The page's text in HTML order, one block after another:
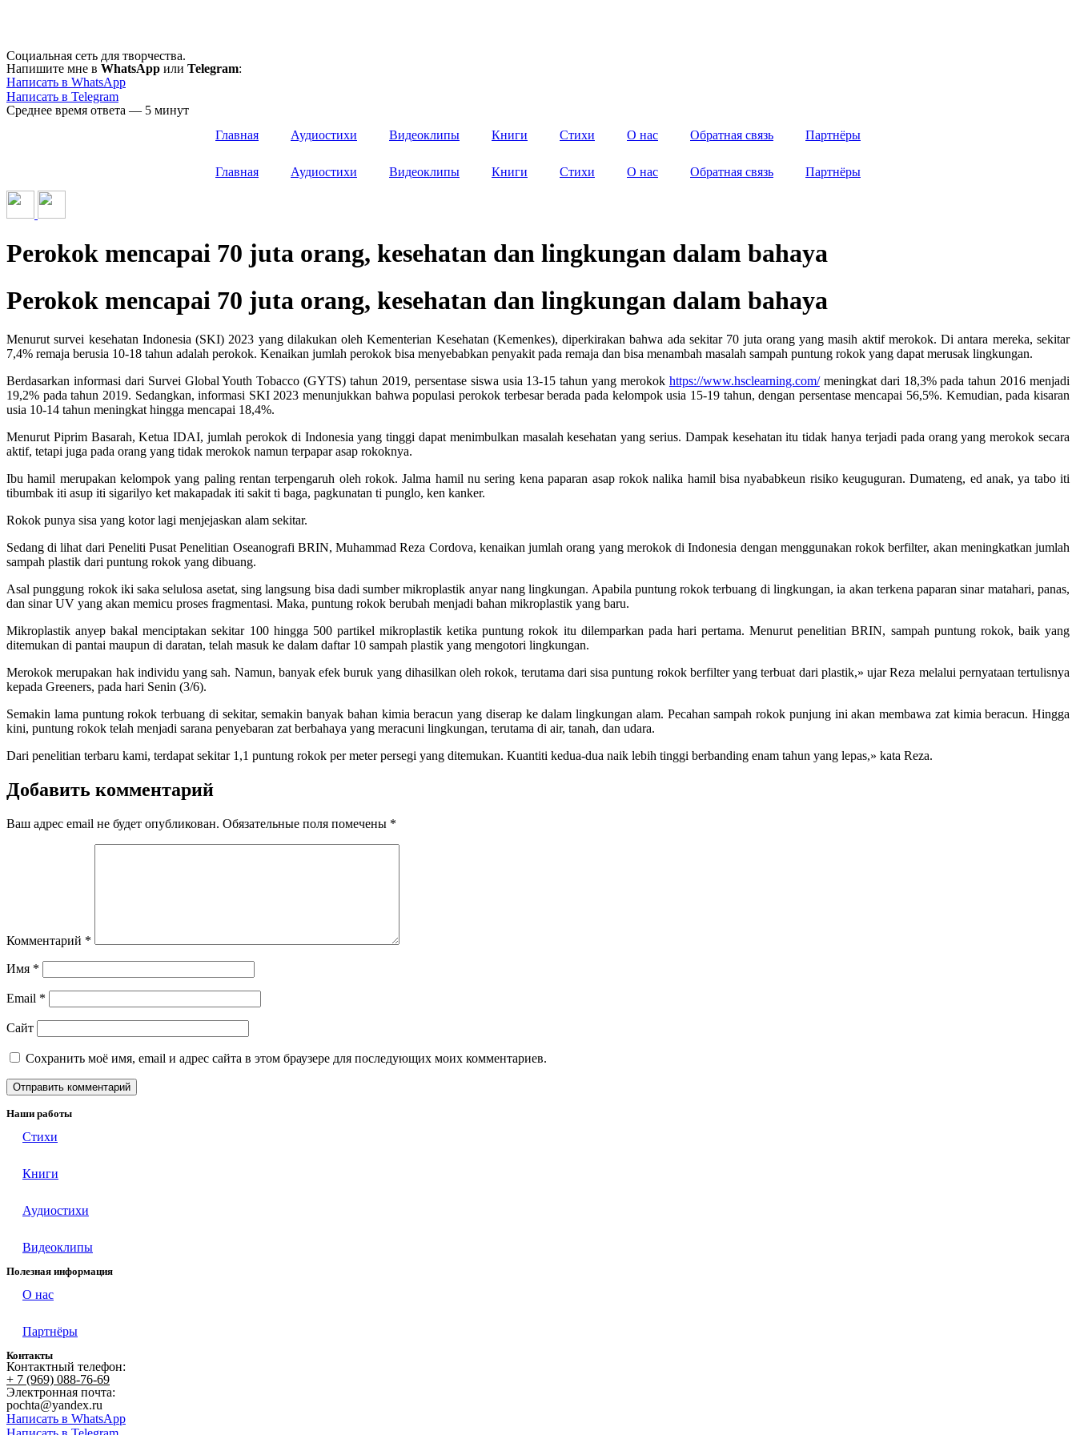
Социальная сеть для творчества.
Напишите мне в WhatsApp или Telegram:
Написать в WhatsApp
Написать в Telegram
Среднее время ответа — 5 минут
Главная
Аудиостихи Видеоклипы Книги Стихи О нас Обратная связь Партнёры
Главная Аудиостихи Видеоклипы Книги Стихи О нас Обратная связь Партнёры
Perokok mencapai 70 juta orang, kesehatan dan lingkungan dalam bahaya
Perokok mencapai 70 juta orang, kesehatan dan lingkungan dalam bahaya
Menurut survei kesehatan Indonesia (SKI) 2023 yang dilakukan oleh Kementerian Kesehatan (Kemenkes), diperkirakan bahwa ada sekitar 70 juta orang yang masih aktif merokok. Di antara mereka, sekitar
7,4% remaja berusia 10-18 tahun adalah perokok. Kenaikan jumlah perokok bisa menyebabkan penyakit pada remaja dan bisa menambah masalah sampah puntung rokok yang dapat merusak lingkungan.
Berdasarkan informasi dari Survei Global Youth Tobacco (GYTS) tahun 2019, persentase siswa usia 13-15 tahun yang merokok https://www.hsclearning.com/meningkat dari 18,3% pada tahun 2016 menjadi
19,2% pada tahun 2019. Sedangkan, informasi SKI 2023 menunjukkan bahwa populasi perokok terbesar berada pada kelompok usia 15-19 tahun, dengan persentase mencapai 56,5%. Kemudian, pada kisaran
usia 10-14 tahun meningkat hingga mencapai 18,4%.
Menurut Piprim Basarah, Ketua IDAI, jumlah perokok di Indonesia yang tinggi dapat menimbulkan masalah kesehatan yang serius. Dampak kesehatan itu tidak hanya terjadi pada orang yang merokok secara
aktif, tetapi juga pada orang yang tidak merokok namun terpapar asap rokoknya.
Ibu hamil merupakan kelompok yang paling rentan terpengaruh oleh rokok. Jalma hamil nu sering kena paparan asap rokok nalika hamil bisa nyababkeun risiko keuguguran. Dumateng, ed anak, ya tabo iti
tibumbak iti asup iti sigarilyo ket makapadak iti sakit ti baga, pagkunatan ti punglo, ken kanker.
Rokok punya sisa yang kotor lagi menjejaskan alam sekitar.
Sedang di lihat dari Peneliti Pusat Penelitian Oseanografi BRIN, Muhammad Reza Cordova, kenaikan jumlah orang yang merokok di Indonesia dengan menggunakan rokok berfilter, akan meningkatkan jumlah
sampah plastik dari puntung rokok yang dibuang.
Asal punggung rokok iki saka selulosa asetat, sing langsung bisa dadi sumber mikroplastik anyar nang lingkungan. Apabila puntung rokok terbuang di lingkungan, ia akan terkena paparan sinar matahari, panas,
dan sinar UV yang akan memicu proses fragmentasi. Maka, puntung rokok berubah menjadi bahan mikroplastik yang baru.
Mikroplastik anyep bakal menciptakan sekitar 100 hingga 500 partikel mikroplastik ketika puntung rokok itu dilemparkan pada hari pertama. Menurut penelitian BRIN, sampah puntung rokok, baik yang
ditemukan di pantai maupun di daratan, telah masuk ke dalam daftar 10 sampah plastik yang mengotori lingkungan.
Merokok merupakan hak individu yang sah. Namun, banyak efek buruk yang dihasilkan oleh rokok, terutama dari sisa puntung rokok berfilter yang terbuat dari plastik,» ujar Reza melalui pernyataan tertulisnya
kepada Greeners, pada hari Senin (3/6).
Semakin lama puntung rokok terbuang di sekitar, semakin banyak bahan kimia beracun yang diserap ke dalam lingkungan alam. Pecahan sampah rokok punjung ini akan membawa zat kimia beracun. Hingga
kini, puntung rokok telah menjadi sarana penyebaran zat berbahaya yang meracuni lingkungan, terutama di air, tanah, dan udara.
Dari penelitian terbaru kami, terdapat sekitar 1,1 puntung rokok per meter persegi yang ditemukan. Kuantiti kedua-dua naik lebih tinggi berbanding enam tahun yang lepas,» kata Reza.
Добавить комментарий
Ваш адрес email не будет опубликован. Обязательные поля помечены *
Комментарий *
Имя *
Email *
Сайт
Сохранить моё имя, email и адрес сайта в этом браузере для последующих моих комментариев.
Наши работы
Стихи
Книги
Аудиостихи
Видеоклипы
Полезная информация
О нас
Партнёры
Контакты
Контактный телефон:
+ 7 (969) 088-76-69
Электронная почта:
pochta@yandex.ru
Написать в WhatsApp